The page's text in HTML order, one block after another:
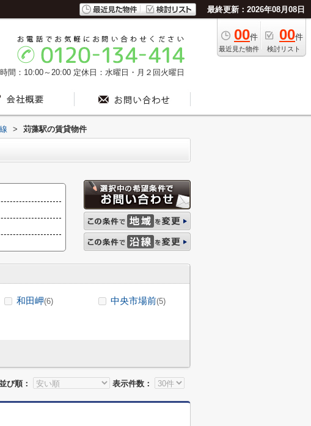
最終更新：2026年08月08日
00件
最近見た物件
00件
検討リスト
間：10:00～20:00 定休日：水曜日・月２回火曜日
> 苅藻駅の賃貸物件
和田岬(6) 中央市場前(5)
び順：
表示件数：